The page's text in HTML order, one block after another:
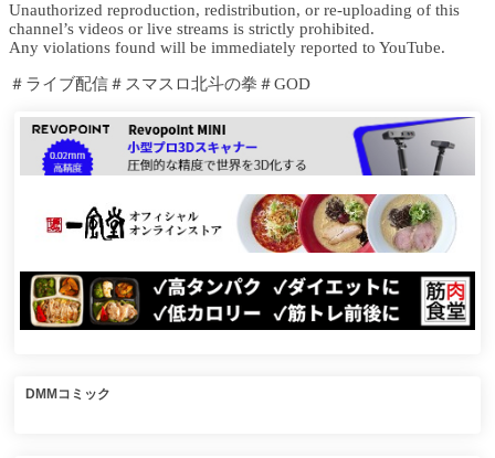
Unauthorized reproduction, redistribution, or re-uploading of this
channel’s videos or live streams is strictly prohibited.
Any violations found will be immediately reported to YouTube.
＃ライブ配信＃スマスロ北斗の拳＃GOD
DMMコミック